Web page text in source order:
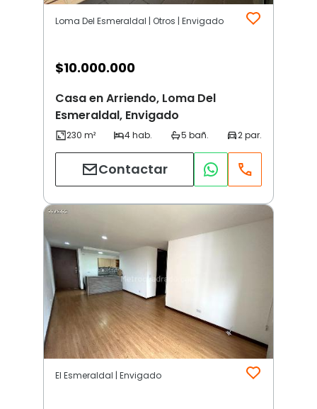
Loma Del Esmeraldal | Otros | Envigado
$10.000.000
Casa en Arriendo, Loma Del
Esmeraldal, Envigado
Contactar
El Esmeraldal | Envigado